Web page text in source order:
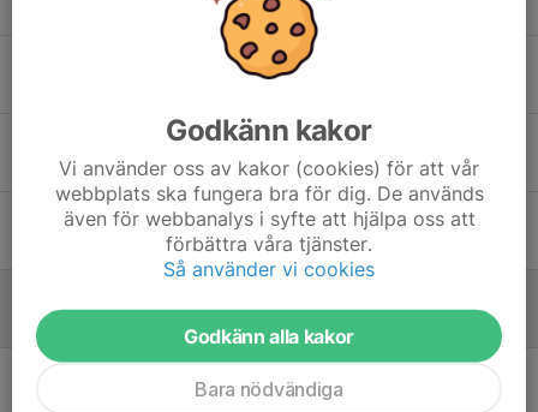
Vi välkomnar Skebo som sponsor!
Byske FF-dagen lördag 29 augusti!
25 jun, 16:13 0
Prova-på-Gåfotboll 2 juli 13:00!
23 jun, 11:05 0
0
Godkänn kakor
Vi använder oss av kakor (cookies) för att vår
webbplats ska fungera bra för dig. De används
även för webbanalys i syfte att hjälpa oss att
förbättra våra tjänster.
Så använder vi cookies
Godkänn alla kakor
Bara nödvändiga